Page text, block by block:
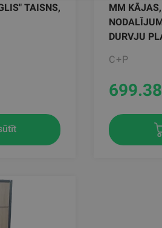
TAISNS,
MM
DURVJU
C+P
699.38